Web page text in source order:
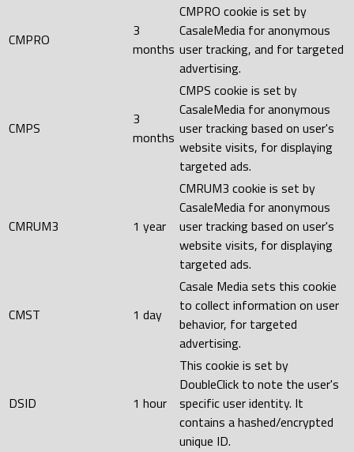
CMPRO
3
months
CMPRO cookie is set by
CasaleMedia for anonymous
user tracking, and for targeted
advertising.
CMPS
3
months
CMPS cookie is set by
CasaleMedia for anonymous
user tracking based on user's
website visits, for displaying
targeted ads.
CMRUM3 1 year
CMRUM3 cookie is set by
CasaleMedia for anonymous
user tracking based on user's
website visits, for displaying
targeted ads.
CMST 1 day
Casale Media sets this cookie
to collect information on user
behavior, for targeted
advertising.
DSID 1 hour
This cookie is set by
DoubleClick to note the user's
specific user identity. It
contains a hashed/encrypted
unique ID.